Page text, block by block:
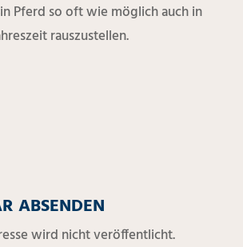
Pferd so oft wie möglich auch in
rauszustellen.
ABSENDEN
wird nicht veröffentlicht.